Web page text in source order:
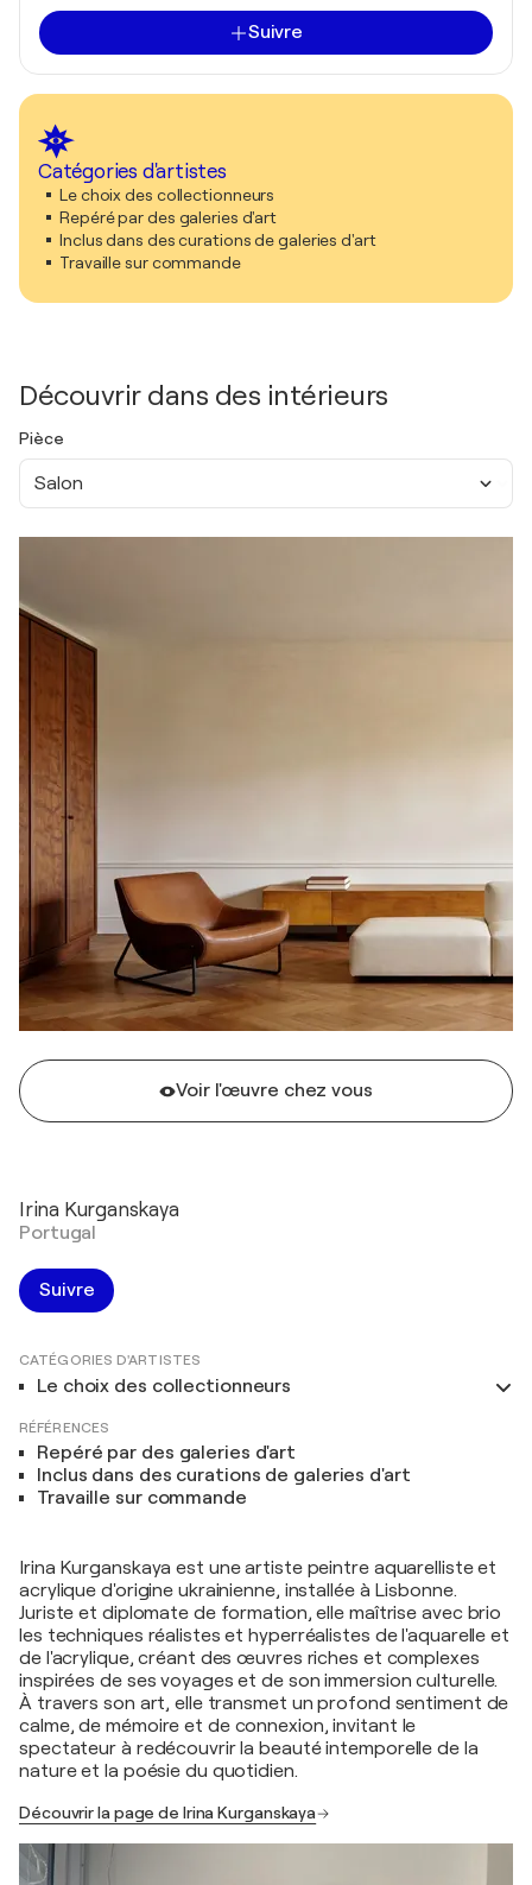
Suivre
Catégories d'artistes
Le choix des collectionneurs
Repéré par des galeries d'art
Inclus dans des curations de galeries d'art
Travaille sur commande
Découvrir dans des intérieurs
Pièce
Salon
Voir l'œuvre chez vous
Irina Kurganskaya
Portugal
Suivre
CATÉGORIES D'ARTISTES
Le choix des collectionneurs
RÉFÉRENCES
Repéré par des galeries d'art
Inclus dans des curations de galeries d'art
Travaille sur commande
Irina Kurganskaya est une artiste peintre aquarelliste et
acrylique d'origine ukrainienne, installée à Lisbonne.
Juriste et diplomate de formation, elle maîtrise avec brio
les techniques réalistes et hyperréalistes de l'aquarelle et
de l'acrylique, créant des œuvres riches et complexes
inspirées de ses voyages et de son immersion culturelle.
À travers son art, elle transmet un profond sentiment de
calme, de mémoire et de connexion, invitant le
spectateur à redécouvrir la beauté intemporelle de la
nature et la poésie du quotidien.
Découvrir la page de Irina Kurganskaya